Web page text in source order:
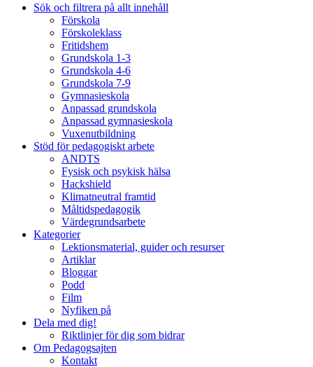
Sök och filtrera på allt innehåll
Förskola
Förskoleklass
Fritidshem
Grundskola 1-3
Grundskola 4-6
Grundskola 7-9
Gymnasieskola
Anpassad grundskola
Anpassad gymnasieskola
Vuxenutbildning
Stöd för pedagogiskt arbete
ANDTS
Fysisk och psykisk hälsa
Hackshield
Klimatneutral framtid
Måltidspedagogik
Värdegrundsarbete
Kategorier
Lektionsmaterial, guider och resurser
Artiklar
Bloggar
Podd
Film
Nyfiken på
Dela med dig!
Riktlinjer för dig som bidrar
Om Pedagogsajten
Kontakt